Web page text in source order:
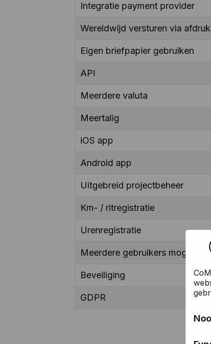
Integratie payment provider
Wereldwijd versturen via
Eigen briefpapier gebruiken
API
Meerdere valuta
Meertalig
iOS app
Android app
Uitgebreid projectbeheer
Km- / ritregistratie
Urenregistratie
Meerdere gebruikers mogelijk
Beveiliging
GDPR